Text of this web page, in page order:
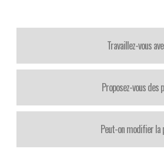
Travaillez-vous
Proposez-vous
Peut-on modifier la